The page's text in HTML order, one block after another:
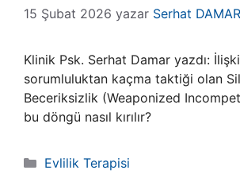
15 Şubat 2026 yazar Serhat DAMAR
Klinik Psk. Serhat Damar yazdı:
sorumluluktan kaçma taktiği olan
Beceriksizlik (Weaponized
bu döngü nasıl kırılır?
Kategoriler
Evlilik Terapisi